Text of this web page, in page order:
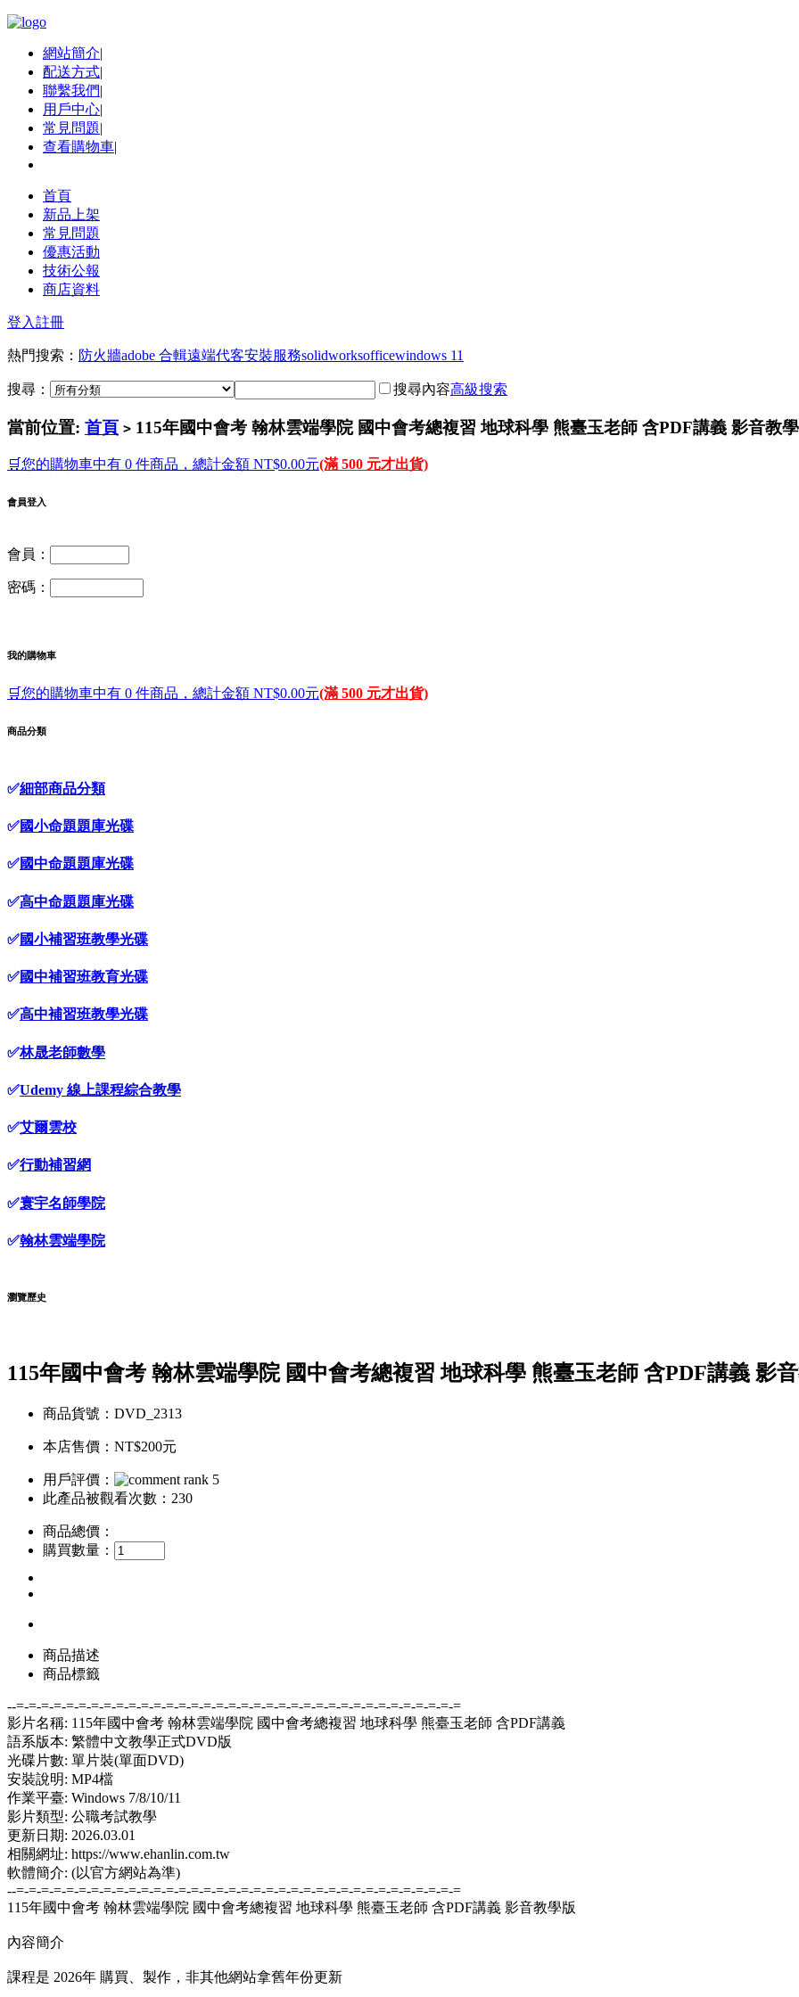
網站簡介|
配送方式|
聯繫我們|
用戶中心|
常見問題|
查看購物車|
首頁
新品上架
常見問題
優惠活動
技術公報
商店資料
登入註冊
熱門搜索： 防火牆adobe 合輯遠端代客安裝服務solidworksofficewindows 11
搜尋： 搜尋內容高級搜索
當前位置: 首頁 > 115年國中會考 翰林雲端學院 國中會考總複習 地球科學 熊臺玉老師 含PDF講義 影音教
🛒您的購物車中有 0 件商品，總計金額 NT$0.00元(滿 500 元才出貨)
會員登入
會員：
密碼：
我的購物車
🛒您的購物車中有 0 件商品，總計金額 NT$0.00元(滿 500 元才出貨)
商品分類
✅細部商品分類
✅國小命題題庫光碟
✅國中命題題庫光碟
✅高中命題題庫光碟
✅國小補習班教學光碟
✅國中補習班教育光碟
✅高中補習班教學光碟
✅林晟老師數學
✅Udemy 線上課程綜合教學
✅艾爾雲校
✅行動補習網
✅寰宇名師學院
✅翰林雲端學院
瀏覽歷史
115年國中會考 翰林雲端學院 國中會考總複習 地球科學 熊臺玉老師 含PDF講義 影
商品貨號：DVD_2313
本店售價： NT$200元
用戶評價：
此產品被觀看次數：230
商品總價：
購買數量：
商品描述
商品標籤
--=-=-=-=-=-=-=-=-=-=-=-=-=-=-=-=-=-=-=-=-=-=-=-=-=-=-=-=-=-=-=-=-=-=-=-=
影片名稱: 115年國中會考 翰林雲端學院 國中會考總複習 地球科學 熊臺玉老師 含PDF講義
語系版本: 繁體中文教學正式DVD版
光碟片數: 單片裝(單面DVD)
安裝說明: MP4檔
作業平臺: Windows 7/8/10/11
影片類型: 公職考試教學
更新日期: 2026.03.01
相關網址: https://www.ehanlin.com.tw
軟體簡介: (以官方網站為準)
--=-=-=-=-=-=-=-=-=-=-=-=-=-=-=-=-=-=-=-=-=-=-=-=-=-=-=-=-=-=-=-=-=-=-=-=
115年國中會考 翰林雲端學院 國中會考總複習 地球科學 熊臺玉老師 含PDF講義 影音教學版
內容簡介
課程是 2026年 購買、製作，非其他網站拿舊年份更新